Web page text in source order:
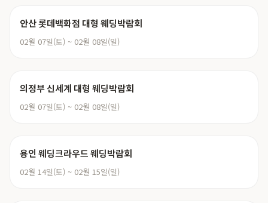
안산 롯데백화점 대형 웨딩박람회
02월 07일(토) ~ 02월 08일(일)
의정부 신세계 대형 웨딩박람회
02월 07일(토) ~ 02월 08일(일)
용인 웨딩크라우드 웨딩박람회
02월 14일(토) ~ 02월 15일(일)